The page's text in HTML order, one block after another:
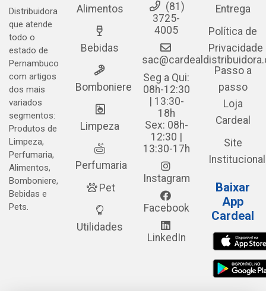
Distribuidora
que atende
todo o
estado de
Pernambuco
com artigos
dos mais
variados
segmentos:
Produtos de
Limpeza,
Perfumaria,
Alimentos,
Bomboniere,
Bebidas e
Pets.
Alimentos
Bebidas
Bomboniere
Limpeza
Perfumaria
Pet
Utilidades
(81)
3725-
4005
Seg a Qui:
08h-12:30
| 13:30-
18h
Sex: 08h-
12:30 |
13:30-17h
Instagram
Facebook
LinkedIn
Entrega
Política de
Privacidade
Passo a
passo
Loja
Cardeal
Site
Institucional
Baixar
App
Cardeal